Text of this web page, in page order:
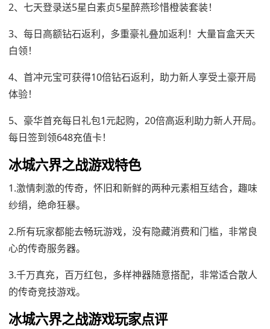
2、七天登录送5星白素贞5星醉燕珍惜橙装套装！
3、每日高额钻石返利，多重豪礼叠加返利！大量盲盒天天
白领！
4、首冲元宝可获得10倍钻石返利，助力新人享受土豪开局
体验！
5、豪华首充每日礼包1元起购，20倍高返利助力新人开局。
每日签到领648充值卡！
冰城六界之战游戏特色
1.激情刺激的传奇，怀旧和新鲜的两种元素相互结合，趣味
纱绢，绝命狂暴。
2.所有玩家都能去畅玩游戏，没有隐藏消费和门槛，非常良
心的传奇服务器。
3.千万真充，百万红包，多样神器随意搭配，非常适合散人
的传奇竞技游戏。
冰城六界之战游戏玩家点评